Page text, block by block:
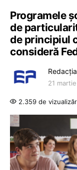
Programele
de
de principiul
consideră
Redacția
21
2.359 de